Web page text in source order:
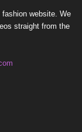
website. We
straight from the